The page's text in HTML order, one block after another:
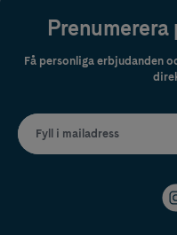
Få personliga erbjudanden
Fyll i mailadress